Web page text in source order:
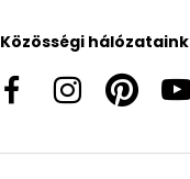
Közösségi hálózataink